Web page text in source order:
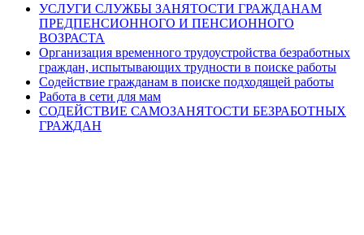
УСЛУГИ СЛУЖБЫ ЗАНЯТОСТИ ГРАЖДАНАМ
ПРЕДПЕНСИОННОГО И ПЕНСИОННОГО
ВОЗРАСТА
Организация временного трудоустройства безработных
граждан, испытывающих трудности в поиске работы
Содействие гражданам в поиске подходящей работы
Работа в сети для мам
СОДЕЙСТВИЕ САМОЗАНЯТОСТИ БЕЗРАБОТНЫХ
ГРАЖДАН